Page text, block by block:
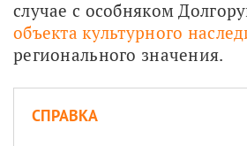
объекта культурного
регионального значения.
СПРАВКА